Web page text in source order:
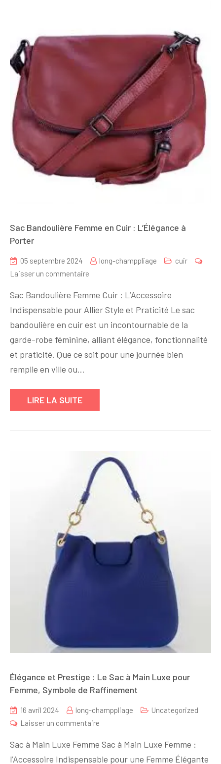
Sac Bandoulière Femme en Cuir : L’Élégance à
Porter
05 septembre 2024 long-champpliage
cuir
Laisser un commentaire
Bandoulière
Femme
en
Cuir
Porter
Sac Bandoulière Femme Cuir : L’Accessoire
Indispensable pour Allier Style et Praticité Le sac
bandoulière en cuir est un incontournable de la
garde-robe féminine, alliant élégance, fonctionnalité
et praticité. Que ce soit pour une journée bien
remplie en ville ou…
LIRE LA SUITE
Élégance et Prestige : Le Sac à Main Luxe pour
Femme, Symbole de Raffinement
16 avril 2024 long-champpliage
Uncategorized
Laisser un commentaire
et
Prestige
Sac à Main Luxe Femme Sac à Main Luxe Femme :
l’Accessoire Indispensable pour une Femme Élégante